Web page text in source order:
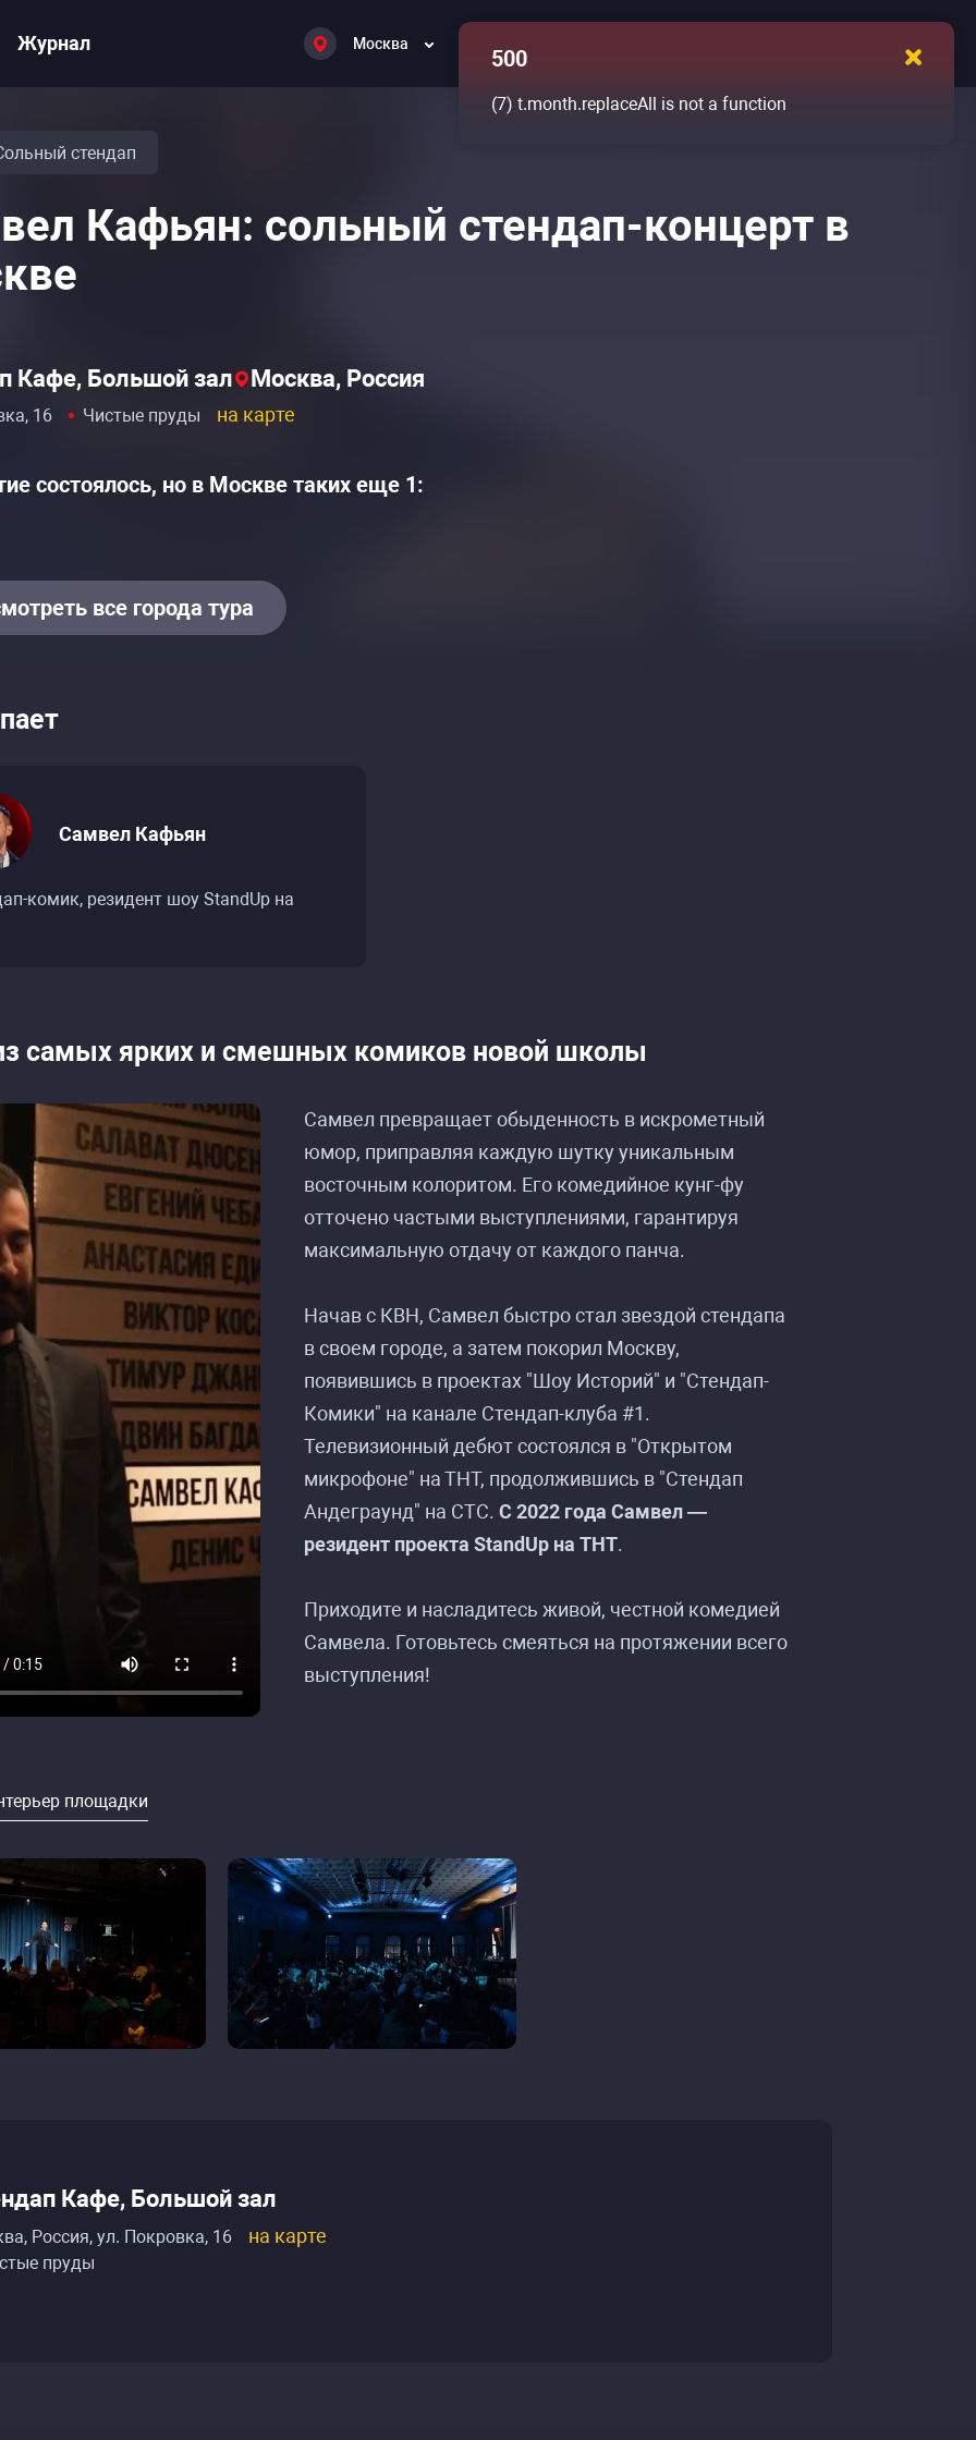
Журнал Москва
стендап
Кафьян: сольный стендап-концерт в
Кафе, Большой зал Москва, Россия
16 Чистые пруды на карте
состоялось, но в Москве таких еще 1:
все города тура
Самвел Кафьян
комик, резидент шоу StandUp на
самых ярких и смешных комиков новой школы
Самвел превращает обыденность в искрометный
юмор, приправляя каждую шутку уникальным
восточным колоритом. Его комедийное кунг-фу
отточено частыми выступлениями, гарантируя
максимальную отдачу от каждого панча.
Начав с КВН, Самвел быстро стал звездой стендапа
в своем городе, а затем покорил Москву,
появившись в проектах "Шоу Историй" и "Стендап-
Комики" на канале Стендап-клуба #1.
Телевизионный дебют состоялся в "Открытом
микрофоне" на ТНТ, продолжившись в "Стендап
Андеграунд" на СТС. С 2022 года Самвел —
резидент проекта StandUp на ТНТ.
Приходите и насладитесь живой, честной комедией
Самвела. Готовьтесь смеяться на протяжении всего
выступления!
площадки
Кафе, Большой зал
Россия, ул. Покровка, 16 на карте
пруды
500
(7) t.month.replaceAll is not a function
событий «Самвел Кафьян: стендап-тур»
событий «Самвел Кафьян: стендап-тур»